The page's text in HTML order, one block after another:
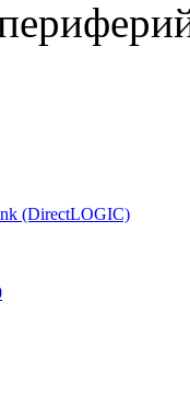
(DirectLOGIC)